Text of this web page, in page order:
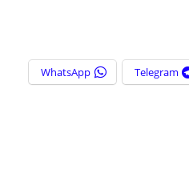
Telegram
WhatsApp